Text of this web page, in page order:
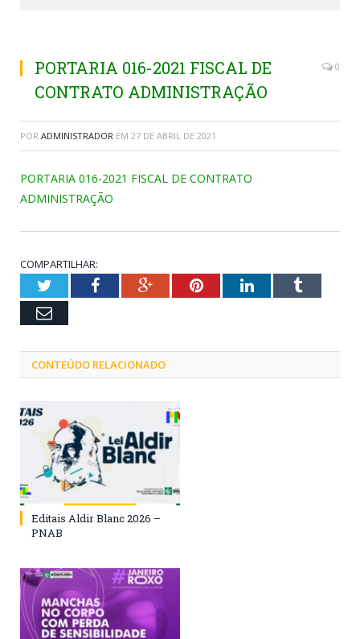
PORTARIA 016-2021 FISCAL DE
CONTRATO ADMINISTRAÇÃO
0
POR ADMINISTRADOR EM 27 DE ABRIL DE 2021
PORTARIA 016-2021 FISCAL DE CONTRATO
ADMINISTRAÇÃO
COMPARTILHAR:
TwitterFacebookGoogle+PinterestLinkedInTumblr
Email
CONTEÚDO RELACIONADO
Editais Aldir Blanc 2026 –
PNAB